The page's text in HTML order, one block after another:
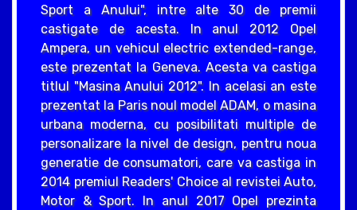
Sport a Anului", intre alte 30 de premii
castigate de acesta. In anul 2012 Opel
Ampera, un vehicul electric extended-range,
este prezentat la Geneva. Acesta va castiga
titlul "Masina Anului 2012". In acelasi an este
prezentat la Paris noul model ADAM, o masina
urbana moderna, cu posibilitati multiple de
personalizare la nivel de design, pentru noua
generatie de consumatori, care va castiga in
2014 premiul Readers' Choice al revistei Auto,
Motor & Sport. In anul 2017 Opel prezinta